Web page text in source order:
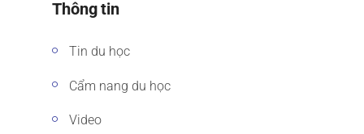
Thông tin
Tin du học
Cẩm nang du học
Video